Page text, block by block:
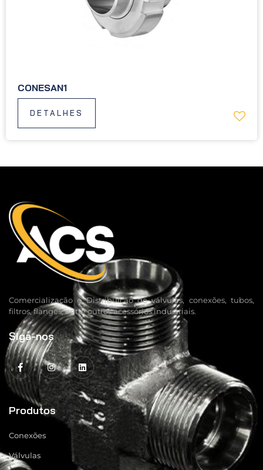
CONESAN1
DETALHES
Comercialização e Distribuição de válvulas, conexões, tubos,
filtros, flanges, entre outros acessórios industriais.
Siga-nos
Produtos
Conexões
Válvulas